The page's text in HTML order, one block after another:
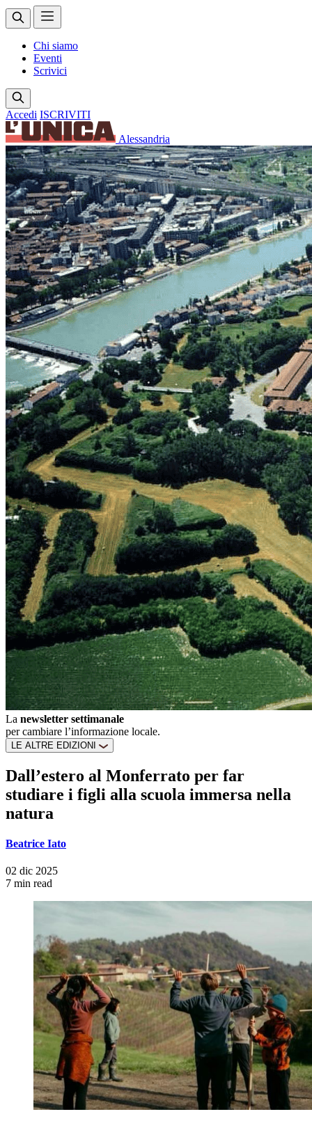
Chi siamo
Eventi
Scrivici
Accedi ISCRIVITI
Alessandria
La newsletter settimanale
per cambiare l’informazione locale.
LE ALTRE EDIZIONI
Dall’estero al Monferrato per far
studiare i figli alla scuola immersa nella
natura
Beatrice Iato
02 dic 2025
7 min read